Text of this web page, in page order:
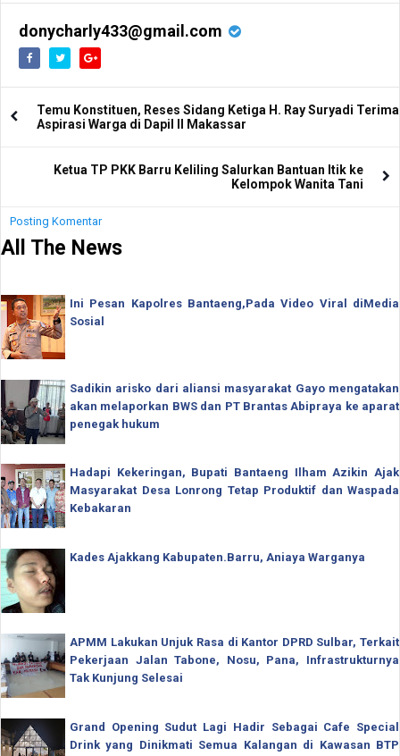
donycharly433@gmail.com
Temu Konstituen, Reses Sidang Ketiga H. Ray Suryadi Terima
Aspirasi Warga di Dapil II Makassar
Ketua TP PKK Barru Keliling Salurkan Bantuan Itik ke
Kelompok Wanita Tani
Posting Komentar
All The News
Ini Pesan Kapolres Bantaeng,Pada Video Viral diMedia
Sosial
Sadikin arisko dari aliansi masyarakat Gayo mengatakan
akan melaporkan BWS dan PT Brantas Abipraya ke aparat
penegak hukum
Hadapi Kekeringan, Bupati Bantaeng Ilham Azikin Ajak
Masyarakat Desa Lonrong Tetap Produktif dan Waspada
Kebakaran
Kades Ajakkang Kabupaten.Barru, Aniaya Warganya
APMM Lakukan Unjuk Rasa di Kantor DPRD Sulbar, Terkait
Pekerjaan Jalan Tabone, Nosu, Pana, Infrastrukturnya
Tak Kunjung Selesai
Grand Opening Sudut Lagi Hadir Sebagai Cafe Special
Drink yang Dinikmati Semua Kalangan di Kawasan BTP